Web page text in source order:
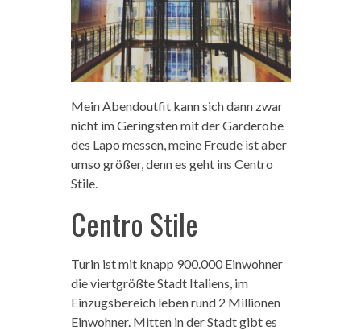
Mein Abendoutfit kann sich dann zwar
nicht im Geringsten mit der Garderobe
des Lapo messen, meine Freude ist aber
umso größer, denn es geht ins Centro
Stile.
Centro Stile
Turin ist mit knapp 900.000 Einwohner
die viertgrößte Stadt Italiens, im
Einzugsbereich leben rund 2 Millionen
Einwohner. Mitten in der Stadt gibt es